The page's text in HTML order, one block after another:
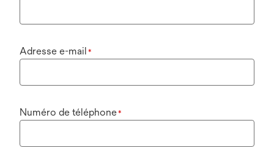
Adresse e-mail *
Numéro de téléphone*